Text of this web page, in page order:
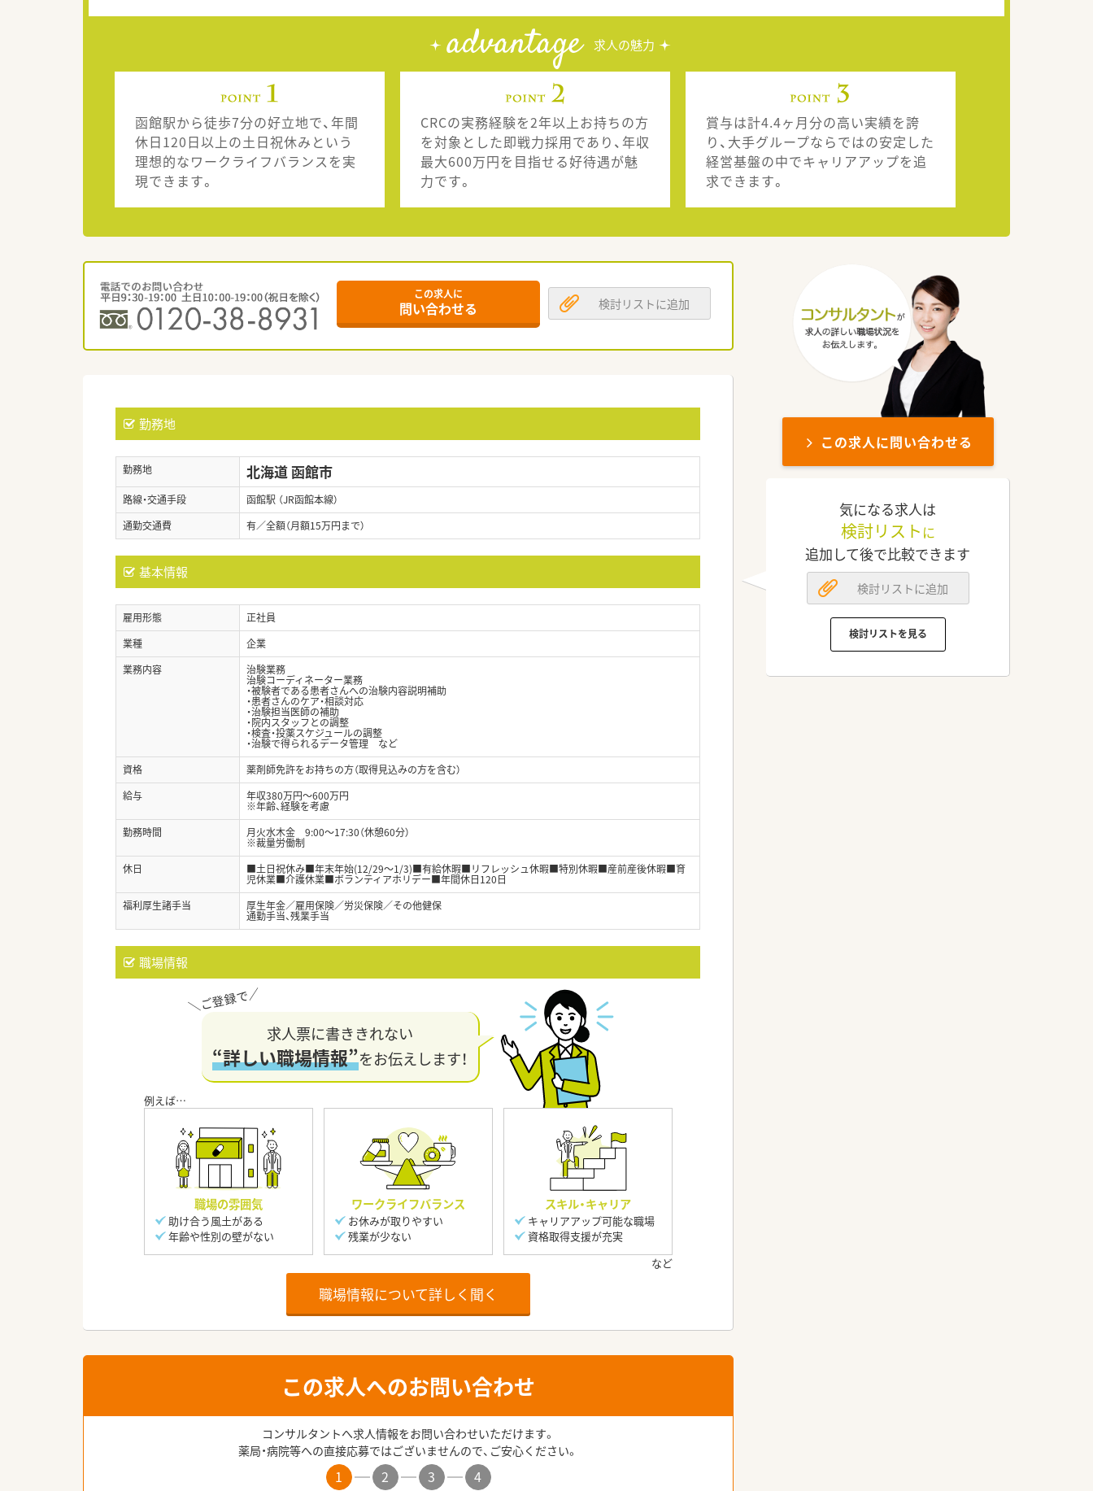
advantage 求人の魅力
函館駅から徒歩7分の好立地で、年間
休日120日以上の土日祝休みという
理想的なワークライフバランスを実
現できます。
CRCの実務経験を2年以上お持ちの方
を対象とした即戦力採用であり、年収
最大600万円を目指せる好待遇が魅
力です。
賞与は計4.4ヶ月分の高い実績を誇
り、大手グループならではの安定した
経営基盤の中でキャリアアップを追
求できます。
この求人に
問い合わせる 検討リストに追加
勤務地
勤務地 北海道 函館市
路線・交通手段
函館駅 （JR函館本線）
通勤交通費
有／全額（月額15万円まで）
基本情報
雇用形態
正社員
業種
企業
業務内容
治験業務
治験コーディネーター業務
・被験者である患者さんへの治験内容説明補助
・患者さんのケア・相談対応
・治験担当医師の補助
・院内スタッフとの調整
・検査・投薬スケジュールの調整
・治験で得られるデータ管理 など
資格
薬剤師免許をお持ちの方（取得見込みの方を含む）
給与
年収380万円～600万円
※年齢、経験を考慮
勤務時間
月火水木金 9:00～17:30（休憩60分）
※裁量労働制
休日
■土日祝休み■年末年始(12/29～1/3)■有給休暇■リフレッシュ休暇■特別休暇■産前産後休暇■育
児休業■介護休業■ボランティアホリデー■年間休日120日
福利厚生諸手当
厚生年金／雇用保険／労災保険／その他健保
通勤手当、残業手当
職場情報
求人票に書ききれない
“詳しい職場情報”をお伝えします！
職場の雰囲気
助け合う風土がある
年齢や性別の壁がない
ワークライフバランス
お休みが取りやすい
残業が少ない
スキル・キャリア
キャリアアップ可能な職場
資格取得支援が充実
職場情報について詳しく聞く
この求人へのお問い合わせ
コンサルタントへ求人情報をお問い合わせいただけます。
薬局・病院等への直接応募ではございませんので、ご安心ください。
1 2 3 4
この求人に問い合わせる
気になる求人は
検討リスト に
追加して後で比較できます
検討リストに追加
検討リストを見る